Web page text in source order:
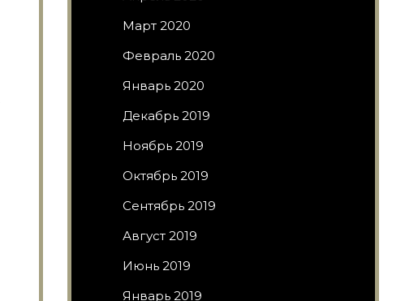
Март 2020
Февраль 2020
Январь 2020
Декабрь 2019
Ноябрь 2019
Октябрь 2019
Сентябрь 2019
Август 2019
Июнь 2019
Январь 2019